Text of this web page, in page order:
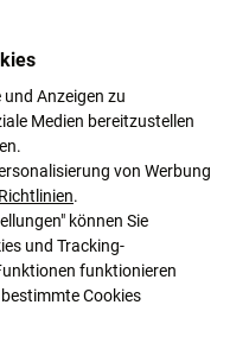
und Rückgabe
mit Mikrofon
Anzeigen zu
Medien bereitzustellen
von Werbung
.
können Sie
und Tracking-
funktionieren
Cookies